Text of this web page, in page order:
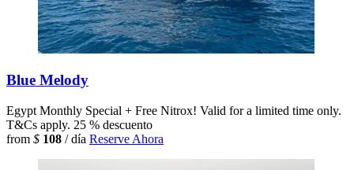
Blue Melody
Egypt Monthly Special + Free Nitrox! Valid for a limited time only.
T&Cs apply. 25 % descuento
from $ 108 / día Reserve Ahora